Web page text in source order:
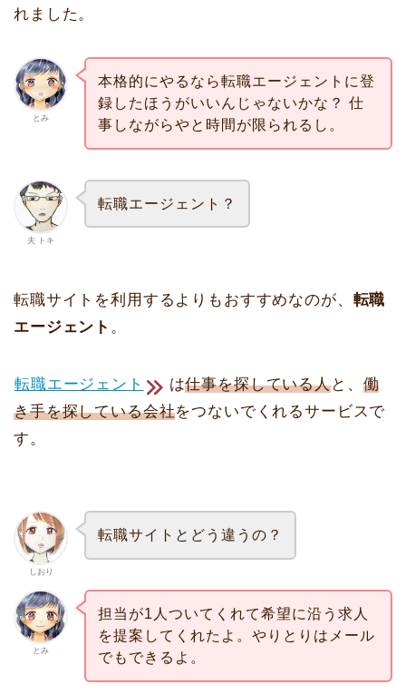
れました。
とみ
本格的にやるなら転職エージェントに登
録したほうがいいんじゃないかな？ 仕
事しながらやと時間が限られるし。
夫 トキ
転職エージェント？
転職サイトを利用するよりもおすすめなのが、 転職
エージェント 。
転職エージェント は仕事を探している人と、 働
き手を探している会社をつないでくれるサービスで
す。
しおり
転職サイトとどう違うの？
とみ
担当が1人ついてくれて希望に沿う求人
を提案してくれたよ。やりとりはメール
でもできるよ。